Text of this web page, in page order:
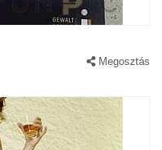
Megosztás